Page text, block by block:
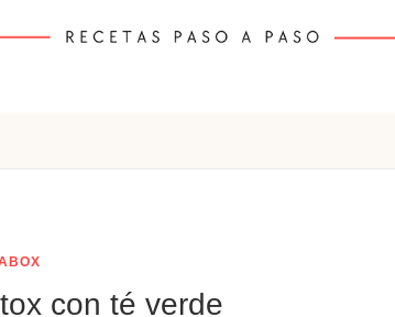
con té verde